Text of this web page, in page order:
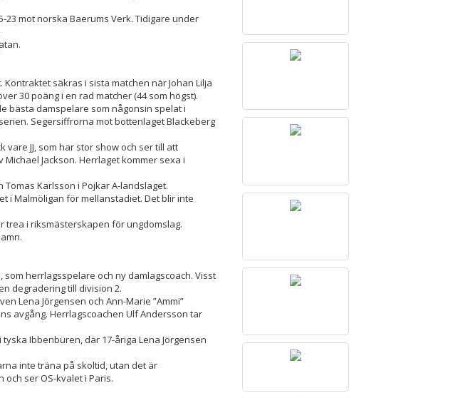
23 mot norska Baerums Verk. Tidigare under
säkras i sista matchen när Johan Lilja
30 poäng i en rad matcher (44 som högst).
bästa damspelare som någonsin spelat i
Segersiffrorna mot bottenlaget Blackeberg
JJ, som har stor show och ser till att
Jackson. Herrlaget kommer sexa i
Karlsson i Pojkar A-landslaget.
i Malmöligan för mellanstadiet. Det blir inte
trea i riksmästerskapen för ungdomslag.
herrlagsspelare och ny damlagscoach. Visst
degradering till division 2.
Lena Jörgensen och Ann-Marie ”Ammi”
avgång. Herrlagscoachen Ulf Andersson tar
Ibbenbüren, där 17-åriga Lena Jörgensen
inte träna på skoltid, utan det är
ser OS-kvalet i Paris.